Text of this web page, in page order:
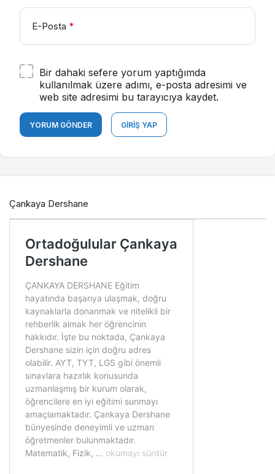
E-Posta *
Bir dahaki sefere yorum yaptığımda
kullanılmak üzere adımı, e-posta adresimi ve
web site adresimi bu tarayıcıya kaydet.
YORUM GÖNDER GIRIŞ YAP
Çankaya Dershane